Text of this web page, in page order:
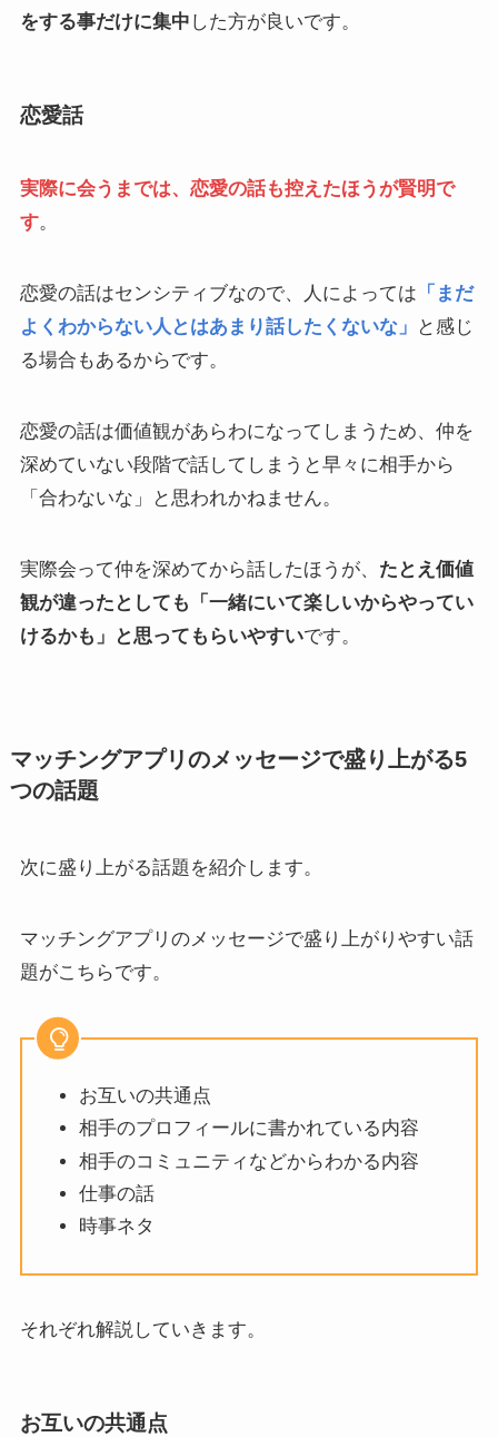
をする事だけに集中 した方が良いです。
恋愛話
実際に会うまでは、恋愛の話も控えたほうが賢明で
す。
恋愛の話はセンシティブなので、人によっては 「まだ
よくわからない人とはあまり話したくないな」
と感じ
る場合もあるからです。
恋愛の話は価値観があらわになってしまうため、仲を
深めていない段階で話してしまうと早々に相手から
「合わないな」と思われかねません。
実際会って仲を深めてから話したほうが、 たとえ価値
観が違ったとしても「一緒にいて楽しいからやってい
けるかも」と思ってもらいやすいです。
マッチングアプリのメッセージで盛り上がる5
つの話題
次に盛り上がる話題を紹介します。
マッチングアプリのメッセージで盛り上がりやすい話
題がこちらです。
お互いの共通点
相手のプロフィールに書かれている内容
相手のコミュニティなどからわかる内容
仕事の話
時事ネタ
それぞれ解説していきます。
お互いの共通点